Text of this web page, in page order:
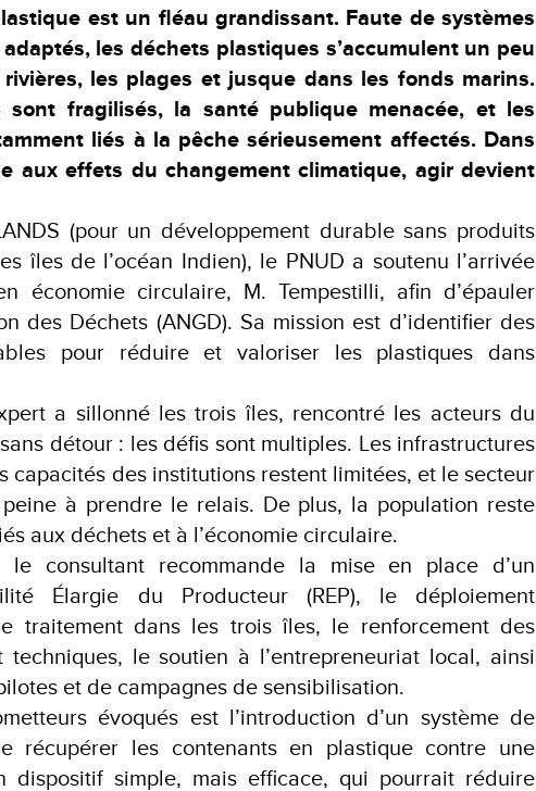
est un fléau grandissant. Faute de systèmes
les déchets plastiques s’accumulent un peu
les plages et jusque dans les fonds marins.
sont fragilisés, la santé publique menacée, et les
liés à la pêche sérieusement affectés. Dans
aux effets du changement climatique, agir devient
(pour un développement durable sans produits
îles de l’océan Indien), le PNUD a soutenu l’arrivée
économie circulaire, M. Tempestilli, afin d’épauler
des Déchets (ANGD). Sa mission est d’identifier des
pour réduire et valoriser les plastiques dans
a sillonné les trois îles, rencontré les acteurs du
détour : les défis sont multiples. Les infrastructures
capacités des institutions restent limitées, et le secteur
à prendre le relais. De plus, la population reste
aux déchets et à l’économie circulaire.
consultant recommande la mise en place d’un
Élargie du Producteur (REP), le déploiement
traitement dans les trois îles, le renforcement des
le soutien à l’entrepreneuriat local, ainsi
et de campagnes de sensibilisation.
évoqués est l’introduction d’un système de
récupérer les contenants en plastique contre une
dispositif simple, mais efficace, qui pourrait réduire